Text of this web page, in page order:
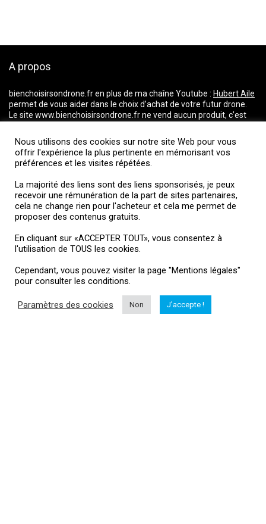
A propos
bienchoisirsondrone.fren plus de ma chaîne Youtube : Hubert Aile
permet de vous aider dans le choix d’achat de votre futur drone.
Le site www.bienchoisirsondrone.fr ne vend aucun produit, c’est
d’un drone. Il répertorie les prix du marché et vous dirige vers les
magasins proposant les meilleurs tarifs.
La majorité des liens ci-dessus incluent une commission d’affiliation ou
de partenariats. Je fais partie d’un réseau d’affiliation et je reçois une
rémunération de la part de sites partenaires, cela ne change rien pour
l’acheteur et cela me permet de proposer des contenus gratuits.
Suivez-moi
Nous utilisons des cookies sur notre site Web pour vous
offrir l'expérience la plus pertinente en mémorisant vos
préférences et les visites répétées.
La majorité des liens sont des liens sponsorisés, je peux
recevoir une rémunération de la part de sites partenaires,
cela ne change rien pour l'acheteur et cela me permet de
proposer des contenus gratuits.
En cliquant sur «ACCEPTER TOUT», vous consentez à
l'utilisation de TOUS les cookies.
Cependant, vous pouvez visiter la page "Mentions légales"
pour consulter les conditions.
Paramètres des cookies Non J'accepte !